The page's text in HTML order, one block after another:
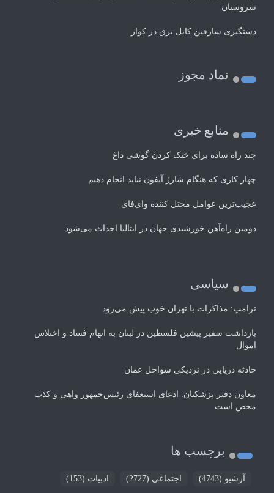
سروستان
دستگیری سارقین کابل برق در کوار
نماد مجوز
منابع خبری
چند راه‌ ساده برای خنک کردن گوشی داغ
چهار کاری که هنگام شارژ آیفون نباید انجام دهیم
عجیب‌ترین عوامل مختل کننده وای‌فای
دومین راه‌آهن خورشیدی جهان در ایتالیا احداث می‌شود
سیاسی
ترامپ: مذاکرات با تهران خوب پیش می‌رود
بازداشت سفیر پیشین فلسطین در لبنان به اتهام فساد و اختلاس
اموال
حادثه دریایی در نزدیکی سواحل عمان
معاون دفتر پزشکیان: ادعای استعفای رئیس‌جمهور واهی و کذب
محض است
برچسب ها
آرشیو (4743) اجتماعی (2727) ادبیات (153)